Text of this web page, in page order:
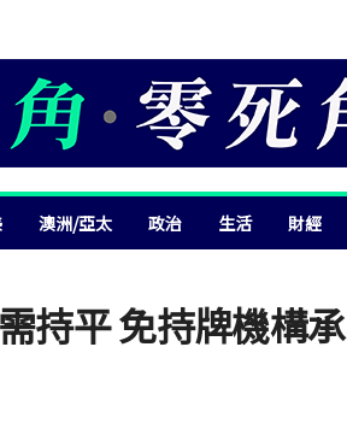
澳洲/亞太 政治 生活 財經
持平 免持牌機構承